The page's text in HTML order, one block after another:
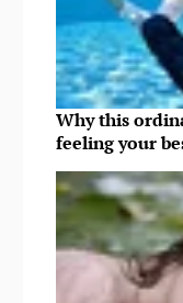
Why this
feeling your